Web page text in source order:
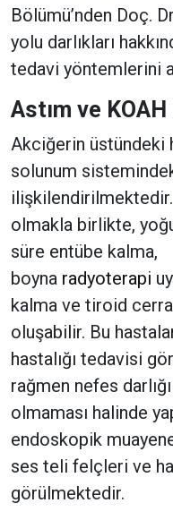
Bölümü’nden Doç.
yolu darlıkları
tedavi yöntemlerini
Astım ve
Akciğerin üstündeki
solunum
olmakla birlikte,
süre entübe kalma,
boyna radyoterapi
kalma ve tiroid
oluşabilir. Bu
hastalığı tedavisi
rağmen nefes
olmaması halinde
endoskopik
ses teli felçleri ve
görülmektedir.